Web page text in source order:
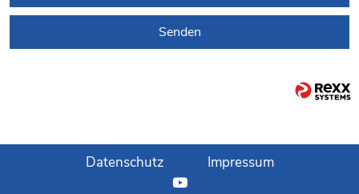
Senden
Datenschutz Impressum